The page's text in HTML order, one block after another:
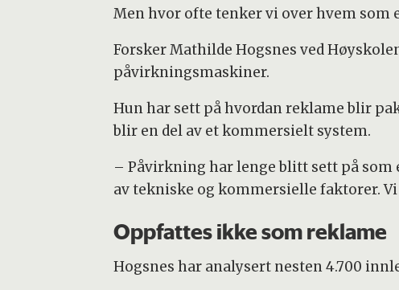
Men hvor ofte tenker vi over hvem som
Forsker Mathilde Hogsnes ved
påvirkningsmaskiner.
Hun har sett på hvordan reklame blir
blir en del av et kommersielt system.
– Påvirkning har lenge blitt sett på
av tekniske og kommersielle faktorer.
Oppfattes ikke som reklame
Hogsnes har analysert nesten 4.700